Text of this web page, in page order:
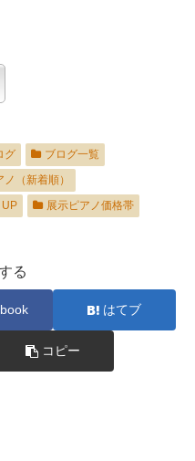
グ
ブログ一覧
（新着順）
展示ピアノ価格帯
る
はてブ
コピー